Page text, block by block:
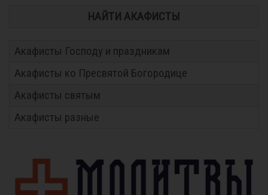
НАЙТИ АКАФИСТЫ
Акафисты Господу и праздникам
Акафисты ко Пресвятой Богородице
Акафисты святым
Акафисты разные